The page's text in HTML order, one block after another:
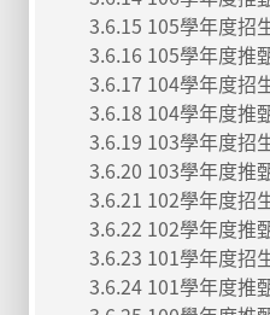
3.6.15 105學年度招
3.6.16 105學年度推
3.6.17 104學年度招
3.6.18 104學年度推
3.6.19 103學年度招
3.6.20 103學年度推
3.6.21 102學年度招
3.6.22 102學年度推
3.6.23 101學年度招
3.6.24 101學年度推